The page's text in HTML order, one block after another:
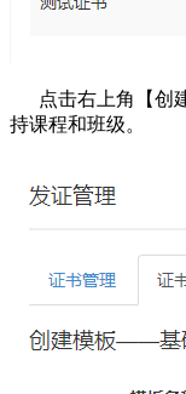
点击右上角【创
持课程和班级。